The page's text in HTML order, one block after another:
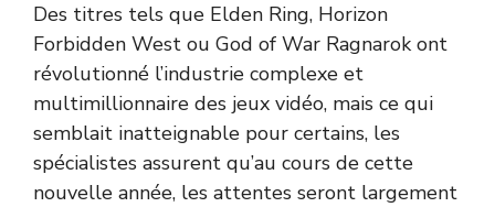
Des titres tels que Elden Ring, Horizon
Forbidden West ou God of War Ragnarok ont
révolutionné l’industrie complexe et
multimillionnaire des jeux vidéo, mais ce qui
semblait inatteignable pour certains, les
spécialistes assurent qu’au cours de cette
nouvelle année, les attentes seront largement